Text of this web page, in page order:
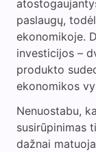
paslaugų,
ekonomikoje.
investicijos –
produkto
ekonomikos
Nenuostabu,
susirūpinimas
dažnai